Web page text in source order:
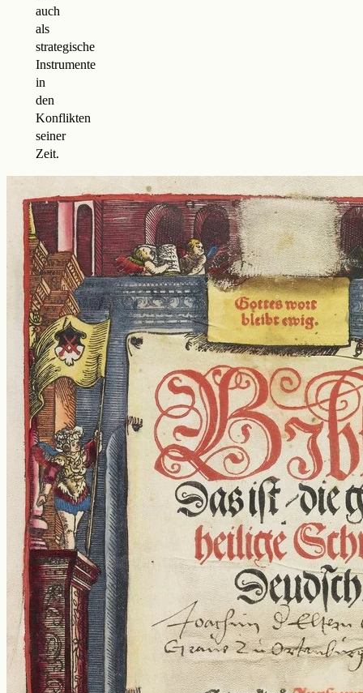
auch
als
strategische
Instrumente
in
den
Konflikten
seiner
Zeit.